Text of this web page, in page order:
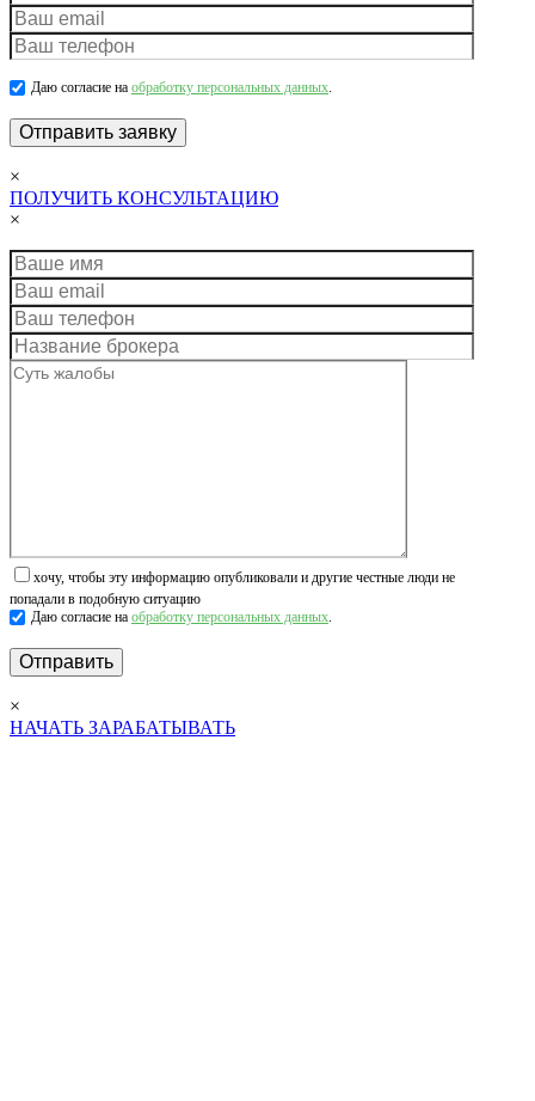
Даю согласие на обработку персональных данных.
×
ПОЛУЧИТЬ КОНСУЛЬТАЦИЮ
×
хочу, чтобы эту информацию опубликовали и другие честные люди не
попадали в подобную ситуацию
Даю согласие на обработку персональных данных.
×
НАЧАТЬ ЗАРАБАТЫВАТЬ